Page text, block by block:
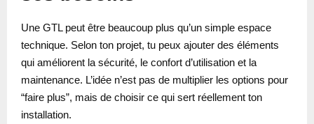
Une GTL peut être beaucoup plus qu’un simple espace
technique. Selon ton projet, tu peux ajouter des éléments
qui améliorent la sécurité, le confort d’utilisation et la
maintenance. L’idée n’est pas de multiplier les options pour
“faire plus”, mais de choisir ce qui sert réellement ton
installation.